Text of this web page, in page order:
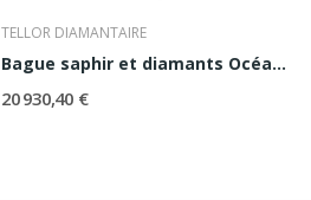
TELLOR DIAMANTAIRE
Bague saphir et diamants Océane
20 930,40 €